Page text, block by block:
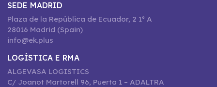
SEDE MADRID
Plaza de la República de Ecuador, 2 1º A
28016 Madrid (Spain)
info@ek.plus
LOGÍSTICA E RMA
ALGEVASA LOGISTICS
C/ Joanot Martorell 96, Puerta 1 – ADALTRA